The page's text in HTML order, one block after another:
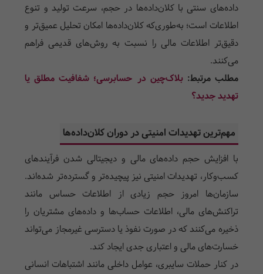
داده‌های سنتی با کلان‌داده‌ها در حجم، سرعت تولید و تنوع
اطلاعات است؛ به‌طوری‌که کلان‌داده‌ها امکان تحلیل عمیق‌تر و
دقیق‌تر اطلاعات مالی را نسبت به روش‌های قدیمی فراهم
می‌کنند.
مطلب مرتبط:بلاک‌چین در حسابرسی؛ شفافیت مطلق یا
تهدید جدید؟
مهم‌ترین تهدیدات امنیتی در دوران کلان‌داده‌ها
با افزایش حجم داده‌های مالی و دیجیتالی شدن فرآیندهای
کسب‌وکار، تهدیدات امنیتی نیز پیچیده‌تر و گسترده‌تر شده‌اند.
سازمان‌ها امروز حجم زیادی از اطلاعات حساس مانند
تراکنش‌های مالی، اطلاعات حساب‌ها و داده‌های مشتریان را
ذخیره می‌کنند که در صورت نفوذ یا دسترسی غیرمجاز می‌تواند
خسارت‌های مالی و اعتباری جدی ایجاد کند.
در کنار حملات سایبری، عوامل داخلی مانند اشتباهات انسانی